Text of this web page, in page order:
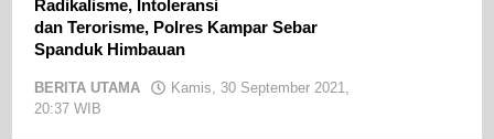
Radikalisme, Intoleransi
dan Terorisme, Polres Kampar Sebar
Spanduk Himbauan
BERITA UTAMA
Kamis, 30 September 2021,
20:37 WIB